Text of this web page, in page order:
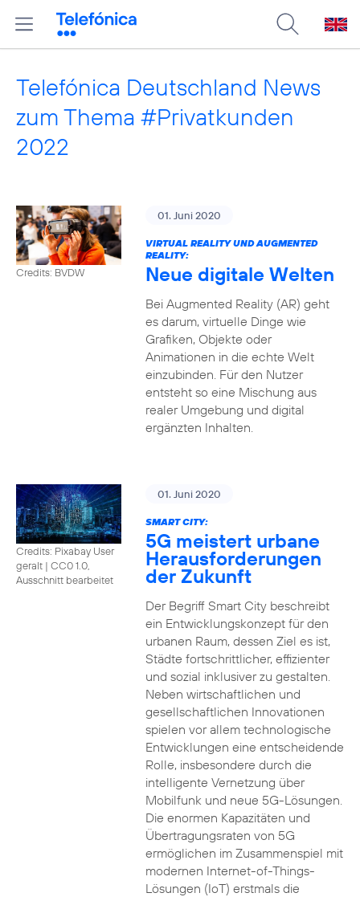
Telefónica Deutschland News
zum Thema #Privatkunden
2022
Credits: BVDW
01. Juni 2020
VIRTUAL REALITY UND AUGMENTED
REALITY:
Neue digitale Welten
Bei Augmented Reality (AR) geht
es darum, virtuelle Dinge wie
Grafiken, Objekte oder
Animationen in die echte Welt
einzubinden. Für den Nutzer
entsteht so eine Mischung aus
realer Umgebung und digital
ergänzten Inhalten.
Credits: Pixabay User
geralt | CC0 1.0,
Ausschnitt bearbeitet
01. Juni 2020
SMART CITY:
5G meistert urbane
Herausforderungen
der Zukunft
Der Begriff Smart City beschreibt
ein Entwicklungskonzept für den
urbanen Raum, dessen Ziel es ist,
Städte fortschrittlicher, effizienter
und sozial inklusiver zu gestalten.
Neben wirtschaftlichen und
gesellschaftlichen Innovationen
spielen vor allem technologische
Entwicklungen eine entscheidende
Rolle, insbesondere durch die
intelligente Vernetzung über
Mobilfunk und neue 5G-Lösungen.
Die enormen Kapazitäten und
Übertragungsraten von 5G
ermöglichen im Zusammenspiel mit
modernen Internet-of-Things-
Lösungen (IoT) erstmals die